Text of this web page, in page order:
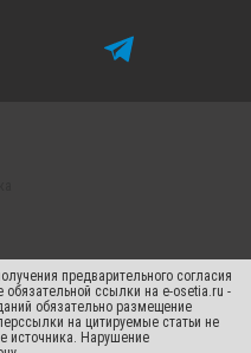
предварительного согласия
ссылки на e-osetia.ru -
обязательно размещение
на цитируемые статьи не
источника. Нарушение